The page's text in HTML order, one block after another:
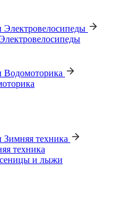
Электровелосипеды
Водомоторика
Зимняя техника
техника
и лыжи